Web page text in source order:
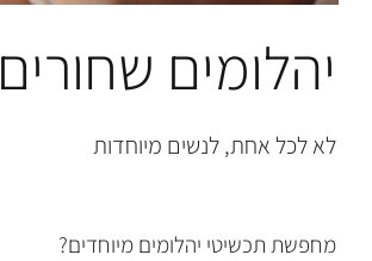
יהלומים שחורים
לא לכל אחת, לנשים מיוחדות
מחפשת תכשיטי יהלומים מיוחדים?